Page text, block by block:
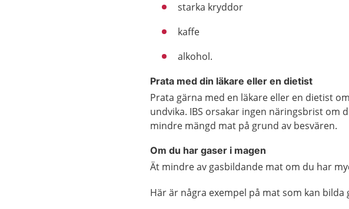
starka kryddor
kaffe
alkohol.
Prata med din läkare eller en dietist
Prata gärna med en läkare eller en dietist
undvika. IBS orsakar ingen näringsbrist om
mindre mängd mat på grund av besvären.
Om du har gaser i magen
Ät mindre av gasbildande mat om du har
Här är några exempel på mat som kan bilda